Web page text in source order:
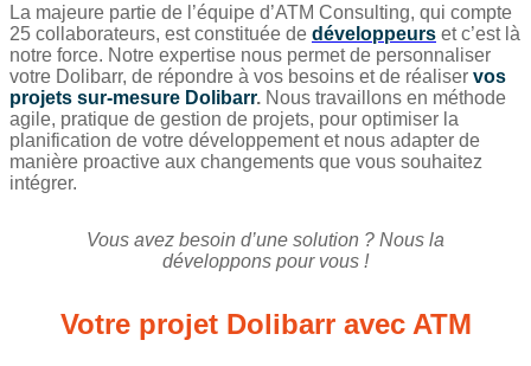
La majeure partie de l’équipe d’ATM Consulting, qui compte
25 collaborateurs, est constituée de développeurs et c’est là
notre force. Notre expertise nous permet de personnaliser
votre Dolibarr, de répondre à vos besoins et de réaliser vos
projets sur-mesure Dolibarr. Nous travaillons en méthode
agile, pratique de gestion de projets, pour optimiser la
planification de votre développement et nous adapter de
manière proactive aux changements que vous souhaitez
intégrer.
Vous avez besoin d’une solution ? Nous la
développons pour vous !
Votre projet Dolibarr avec ATM